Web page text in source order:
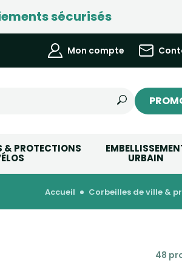
sécurisés
Mon compte
& PROTECTIONS
URBAIN
accueil corbeilles de ville &
48